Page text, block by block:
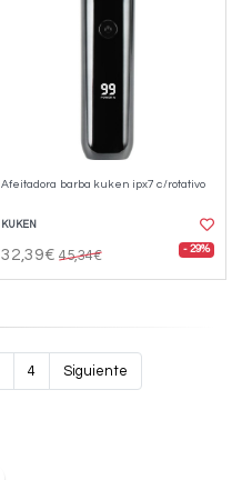
Afeitadora barba kuken ipx7 c/rotativo
KUKEN
32,39€ 45,34€ - 29%
4 Siguiente